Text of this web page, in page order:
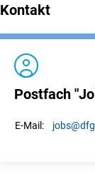
Kontakt
Postfach
E-Mail: jobs